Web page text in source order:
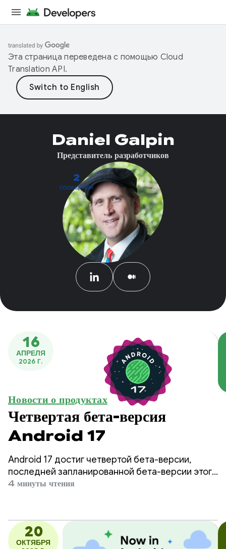
Эта страница переведена с помощью Cloud
Translation API.
2
СООБЩЕНИЯ
Daniel Galpin
Представитель разработчиков
16
АПРЕЛЯ
2026 Г.
Новости о продуктах
Четвертая бета-версия
Android 17
Android 17 достиг четвертой бета-версии,
последней запланированной бета-версии этого
цикла релизов, что является критически важным
4 минуты чтения
20
ОКТЯБРЯ